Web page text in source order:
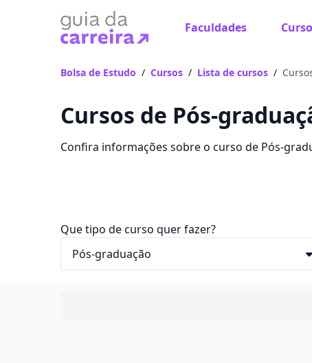
Faculdades
Bolsa de Estudo / Cursos / Lista de cursos /
Cursos de Pós-
Confira informações sobre o curso de Pós-
Que tipo de curso quer fazer?